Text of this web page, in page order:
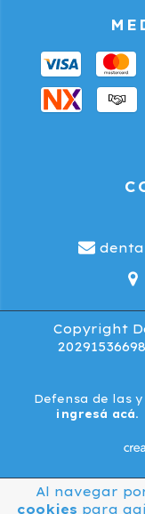
Al navegar
cookies para
Copyright
Defensa de las
ingresá acá.